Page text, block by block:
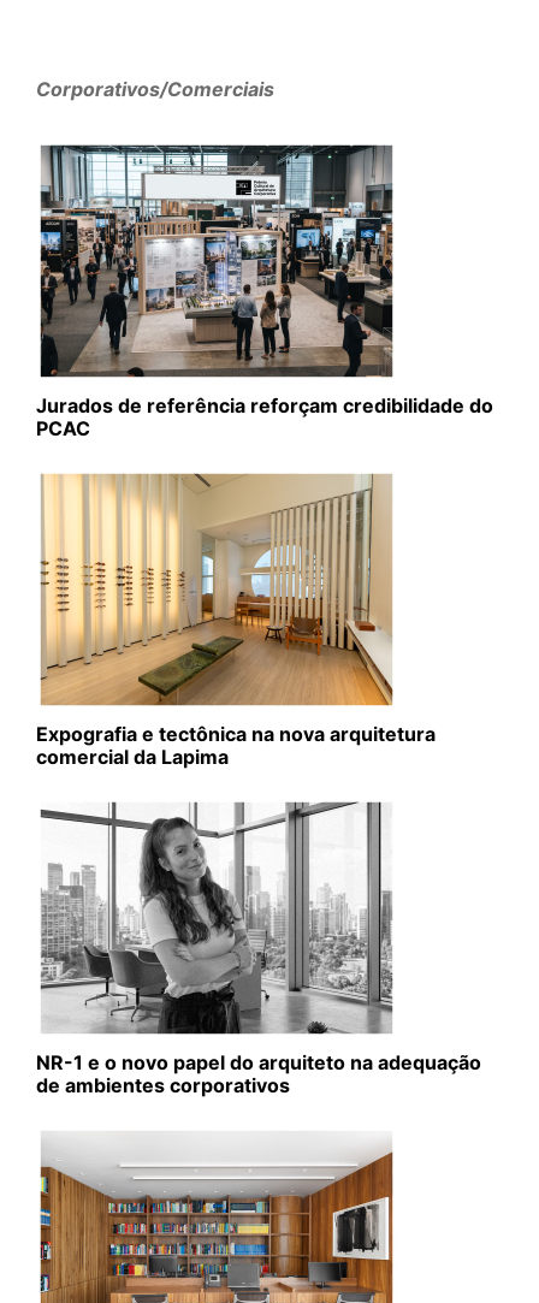
Corporativos/Comerciais
Jurados de referência reforçam credibilidade do
PCAC
Expografia e tectônica na nova arquitetura
comercial da Lapima
NR-1 e o novo papel do arquiteto na adequação
de ambientes corporativos